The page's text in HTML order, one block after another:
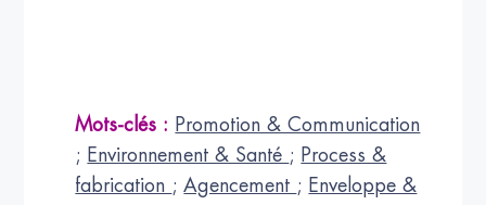
Mots-clés : Promotion & Communication
; Environnement & Santé ; Process &
fabrication ;Agencement ; Enveloppe &